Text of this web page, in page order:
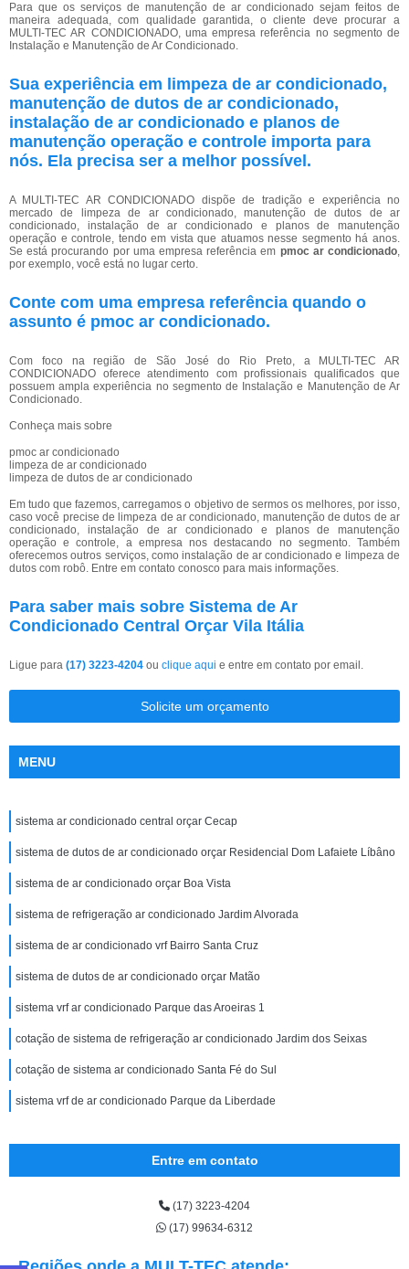
Para que os serviços de manutenção de ar condicionado sejam feitos de
maneira adequada, com qualidade garantida, o cliente deve procurar a
MULTI-TEC AR CONDICIONADO, uma empresa referência no segmento de
Instalação e Manutenção de Ar Condicionado.
Sua experiência em limpeza de ar condicionado,
manutenção de dutos de ar condicionado,
instalação de ar condicionado e planos de
manutenção operação e controle importa para
nós. Ela precisa ser a melhor possível.
A MULTI-TEC AR CONDICIONADO dispõe de tradição e experiência no
mercado de limpeza de ar condicionado, manutenção de dutos de ar
condicionado, instalação de ar condicionado e planos de manutenção
operação e controle, tendo em vista que atuamos nesse segmento há anos.
Se está procurando por uma empresa referência em pmoc ar condicionado,
por exemplo, você está no lugar certo.
Conte com uma empresa referência quando o
assunto é pmoc ar condicionado.
Com foco na região de São José do Rio Preto, a MULTI-TEC AR
CONDICIONADO oferece atendimento com profissionais qualificados que
possuem ampla experiência no segmento de Instalação e Manutenção de Ar
Condicionado.
Conheça mais sobre
pmoc ar condicionado
limpeza de ar condicionado
limpeza de dutos de ar condicionado
Em tudo que fazemos, carregamos o objetivo de sermos os melhores, por isso,
caso você precise de limpeza de ar condicionado, manutenção de dutos de ar
condicionado, instalação de ar condicionado e planos de manutenção
operação e controle, a empresa nos destacando no segmento. Também
oferecemos outros serviços, como instalação de ar condicionado e limpeza de
dutos com robô. Entre em contato conosco para mais informações.
Para saber mais sobre Sistema de Ar
Condicionado Central Orçar Vila Itália
Ligue para (17) 3223-4204 ou clique aqui e entre em contato por email.
Solicite um orçamento
MENU
sistema ar condicionado central orçar Cecap
sistema de dutos de ar condicionado orçar Residencial Dom Lafaiete Líbâno
sistema de ar condicionado orçar Boa Vista
sistema de refrigeração ar condicionado Jardim Alvorada
sistema de ar condicionado vrf Bairro Santa Cruz
sistema de dutos de ar condicionado orçar Matão
sistema vrf ar condicionado Parque das Aroeiras 1
cotação de sistema de refrigeração ar condicionado Jardim dos Seixas
cotação de sistema ar condicionado Santa Fé do Sul
sistema vrf de ar condicionado Parque da Liberdade
Entre em contato
(17) 3223-4204
(17) 99634-6312